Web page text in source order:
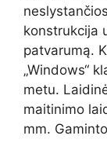
konstrukcija
patvarumą.
„Windows“
metu.
maitinimo
mm.